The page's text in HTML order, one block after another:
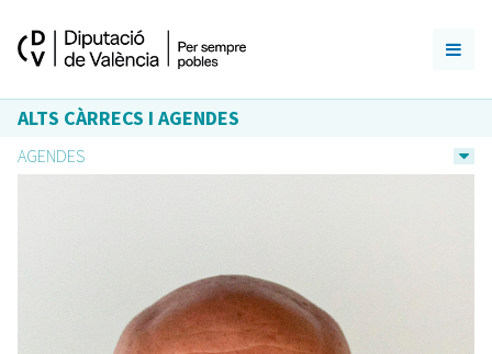
ALTS CÀRRECS I AGENDES
AGENDES